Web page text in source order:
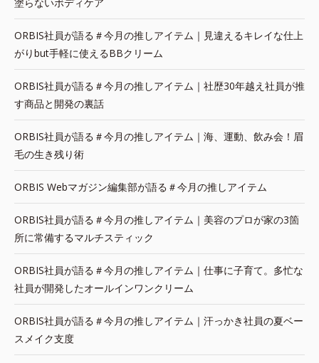
ORBIS社員が語る＃今月の推しアイテム｜見違えるキレイな仕上
がりbut手軽に使えるBBクリーム
ORBIS社員が語る＃今月の推しアイテム｜社歴30年越え社員が推
す商品と開発の裏話
ORBIS社員が語る＃今月の推しアイテム｜海、運動、飲み会！眉
毛の生き残り術
ORBIS Webマガジン編集部が語る＃今月の推しアイテム
ORBIS社員が語る＃今月の推しアイテム｜美容のプロが家の3箇
所に常備するマルチスティック
ORBIS社員が語る＃今月の推しアイテム｜仕事に子育て。多忙な
社員が開発したオールインワンクリーム
ORBIS社員が語る＃今月の推しアイテム｜汗っかき社員の夏ベー
スメイク支度